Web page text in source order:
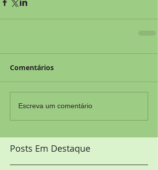
Comentários
Escreva um comentário
Posts Em Destaque